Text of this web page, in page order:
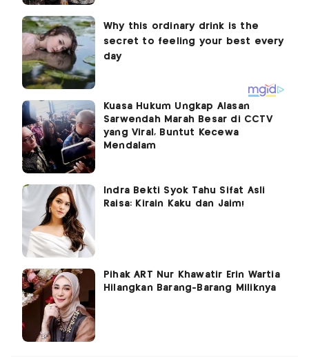
Kuasa Hukum Ungkap Alasan
Sarwendah Marah Besar di CCTV
yang Viral, Buntut Kecewa
Mendalam
Indra Bekti Syok Tahu Sifat Asli
Raisa: Kirain Kaku dan Jaim!
Pihak ART Nur Khawatir Erin Wartia
Hilangkan Barang-Barang Miliknya